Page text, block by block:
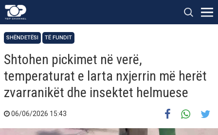
SHËNDETËSI TË FUNDIT
Shtohen pickimet në verë,
temperaturat e larta nxjerrin më herët
zvarranikët dhe insektet helmuese
06/06/2026 15:43